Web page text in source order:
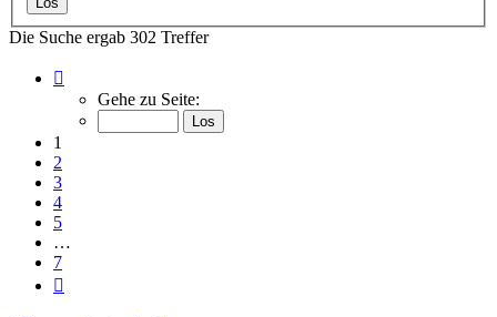
Die Suche ergab 302 Treffer
von
Gehe zu Seite:
1
2
3
4
5
…
7